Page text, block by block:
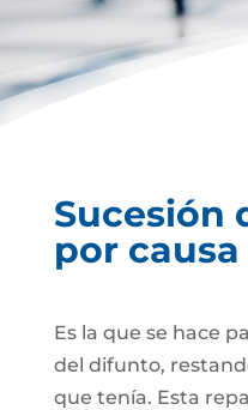
Sucesión
por
Es la que se hace
del difunto,
que tenía. Esta